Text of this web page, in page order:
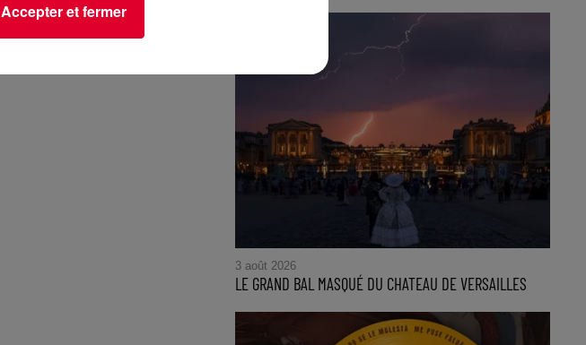
3 août 2026
LE GRAND BAL MASQUÉ DU CHATEAU DE VERSAILLES
Accepter et fermer